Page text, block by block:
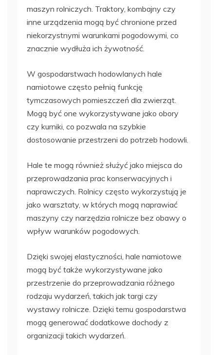
maszyn rolniczych. Traktory, kombajny czy
inne urządzenia mogą być chronione przed
niekorzystnymi warunkami pogodowymi, co
znacznie wydłuża ich żywotność.
W gospodarstwach hodowlanych hale
namiotowe często pełnią funkcję
tymczasowych pomieszczeń dla zwierząt.
Mogą być one wykorzystywane jako obory
czy kurniki, co pozwala na szybkie
dostosowanie przestrzeni do potrzeb hodowli.
Hale te mogą również służyć jako miejsca do
przeprowadzania prac konserwacyjnych i
naprawczych. Rolnicy często wykorzystują je
jako warsztaty, w których mogą naprawiać
maszyny czy narzędzia rolnicze bez obawy o
wpływ warunków pogodowych.
Dzięki swojej elastyczności, hale namiotowe
mogą być także wykorzystywane jako
przestrzenie do przeprowadzania różnego
rodzaju wydarzeń, takich jak targi czy
wystawy rolnicze. Dzięki temu gospodarstwa
mogą generować dodatkowe dochody z
organizacji takich wydarzeń.